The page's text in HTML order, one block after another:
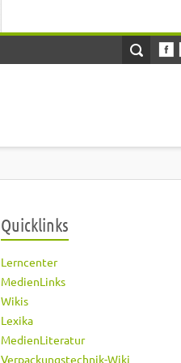
Quicklinks
Lerncenter
MedienLinks
Wikis
Lexika
MedienLiteratur
Verpackungstechnik-Wiki